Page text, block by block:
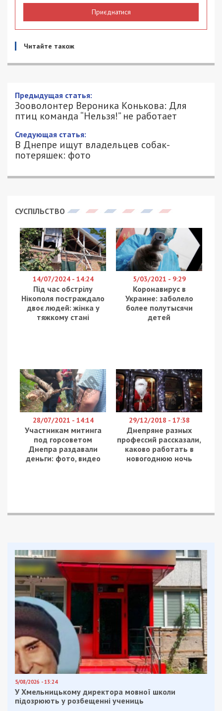
Приєднатися
Читайте також
Зооволонтер Вероника Конькова: Для
птиц команда “Нельзя!” не работает
1/02/2019 - 16:56
ОЛЬГА РУДЕНКО - СПЕЦИАЛЬНО ДЛЯ
49000.COM.UA
49000.com.uaне раз писал о птицах, которых
занимается Вероника Конькова. Мы поговорили c
спасения братьев меньших.
– Расскажите, пожалуйста, когда и почему вы
правда, по другой специфике, растениям. Птицы
нравились всегда. У меня были попугайчики в
детстве, уже в сознательном возрасте тоже
держала попугаев. Как-то ко мне попал очень
больной волнистый попугайчик, я стала искать
информацию, как его вылечить, попала на сайт
mybirds.ru. Сначала просто читала, потом начала
писать свои советы и наблюдения. В итоге из
простого пользователя сайта я стала сначала
модератором, а потом и администратором. Мне
всегда нравились хищные птицы. Но если попугая
можно купить в зоомагазине, то держать дома
здоровую хищную птицу, в первую очередь,
незаконно. Поэтому у меня всегда была тайная
мечта: если вдруг ко мне попадет